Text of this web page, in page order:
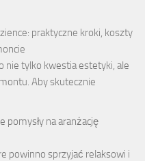
praktyczne kroki, koszty
nie tylko kwestia estetyki, ale
Aby skutecznie
pomysły na aranżację
powinno sprzyjać relaksowi i